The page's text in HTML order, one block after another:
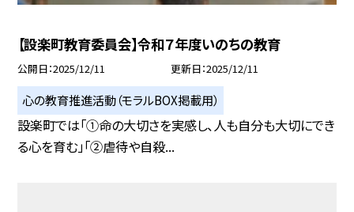
【設楽町教育委員会】令和７年度いのちの教育
公開日 2025/12/11 更新日 2025/12/11
心の教育推進活動（モラルBOX掲載用）
設楽町では「①命の大切さを実感し、人も自分も大切にでき
る心を育む」「②虐待や自殺...